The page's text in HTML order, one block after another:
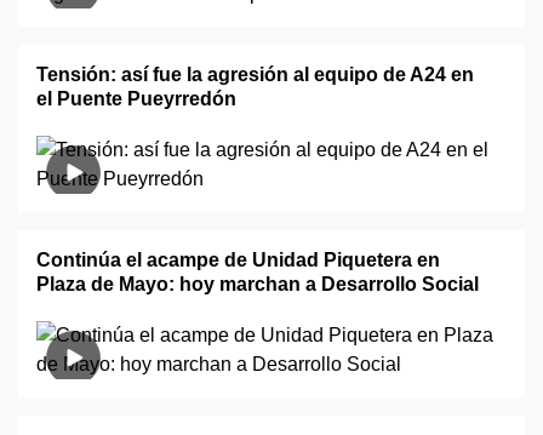
Tensión: así fue la agresión al equipo de A24 en
el Puente Pueyrredón
Continúa el acampe de Unidad Piquetera en
Plaza de Mayo: hoy marchan a Desarrollo Social